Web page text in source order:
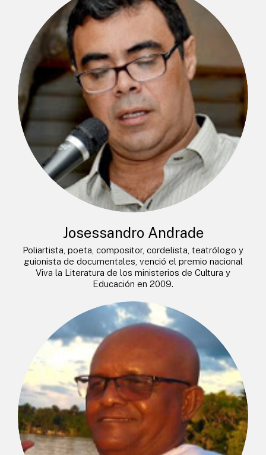
Josessandro Andrade
Poliartista, poeta, compositor, cordelista, teatrólogo y
guionista de documentales, venció el premio nacional
Viva la Literatura de los ministerios de Cultura y
Educación en 2009.